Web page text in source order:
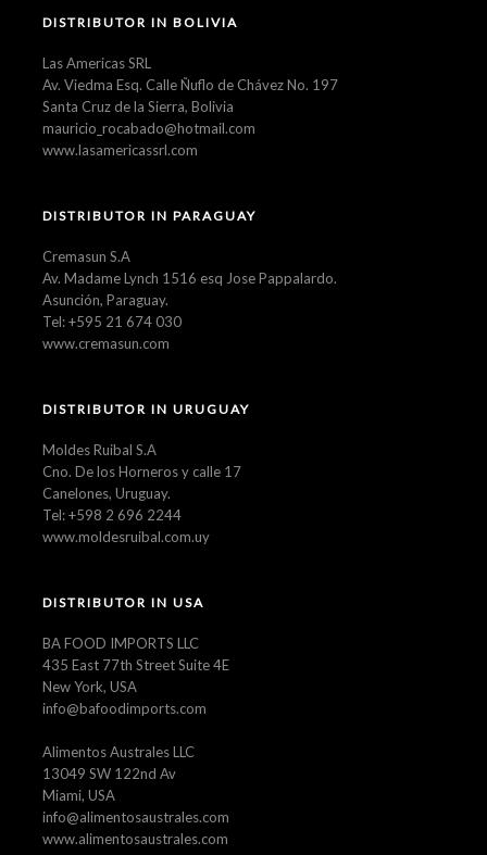
DISTRIBUTOR IN BOLIVIA
Las Americas SRL
Av. Viedma Esq. Calle Ñuflo de Chávez No. 197
Santa Cruz de la Sierra, Bolivia
mauricio_rocabado@hotmail.com
www.lasamericassrl.com
DISTRIBUTOR IN PARAGUAY
Cremasun S.A
Av. Madame Lynch 1516 esq Jose Pappalardo.
Asunción, Paraguay.
Tel: +595 21 674 030
www.cremasun.com
DISTRIBUTOR IN URUGUAY
Moldes Ruibal S.A
Cno. De los Horneros y calle 17
Canelones, Uruguay.
Tel: +598 2 696 2244
www.moldesruibal.com.uy
DISTRIBUTOR IN USA
BA FOOD IMPORTS LLC
435 East 77th Street Suite 4E
New York, USA
info@bafoodimports.com
Alimentos Australes LLC
13049 SW 122nd Av
Miami, USA
info@alimentosaustrales.com
www.alimentosaustrales.com